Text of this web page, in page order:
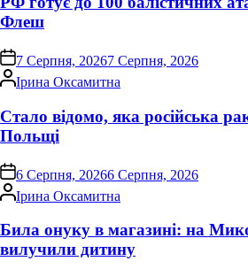
Флеш
on 7 Серпня, 20267 Серпня, 2026
Опубліковано
Ірина Оксамитна
Стало відомо, яка російська
Польщі
on6 Серпня, 20266 Серпня, 2026
Опубліковано
Ірина Оксамитна
Била онуку в магазині: на
вилучили дитину